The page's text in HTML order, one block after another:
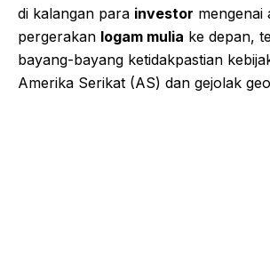
di kalangan para investor mengenai
pergerakan logam mulia ke depan,
bayang-bayang ketidakpastian
Amerika Serikat (AS) dan gejolak